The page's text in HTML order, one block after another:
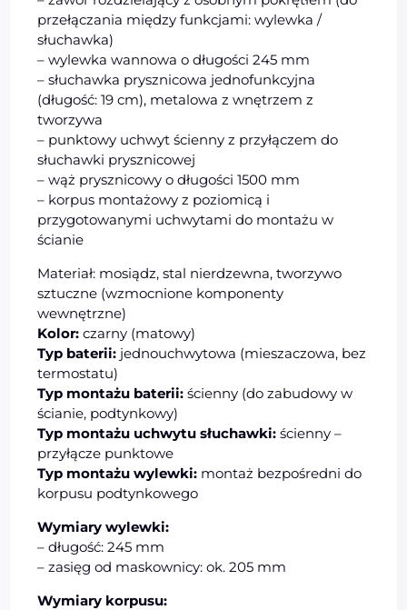
przełączania między funkcjami: wylewka /
słuchawka)
– wylewka wannowa o długości 245 mm
– słuchawka prysznicowa jednofunkcyjna
(długość: 19 cm), metalowa z wnętrzem z
tworzywa
– punktowy uchwyt ścienny z przyłączem do
słuchawki prysznicowej
– wąż prysznicowy o długości 1500 mm
– korpus montażowy z poziomicą i
przygotowanymi uchwytami do montażu w
ścianie
Materiał: mosiądz, stal nierdzewna, tworzywo
sztuczne (wzmocnione komponenty
wewnętrzne)
Kolor: czarny (matowy)
Typ baterii: jednouchwytowa (mieszaczowa, bez
termostatu)
Typ montażu baterii: ścienny (do zabudowy w
ścianie, podtynkowy)
Typ montażu uchwytu słuchawki: ścienny –
przyłącze punktowe
Typ montażu wylewki: montaż bezpośredni do
korpusu podtynkowego
Wymiary wylewki:
– długość: 245 mm
– zasięg od maskownicy: ok. 205 mm
Wymiary korpusu: